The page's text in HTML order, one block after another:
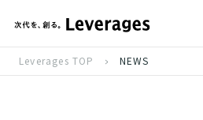
Leverages TOP NEWS